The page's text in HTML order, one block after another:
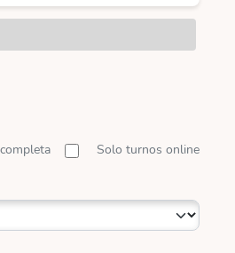
Solo turnos online